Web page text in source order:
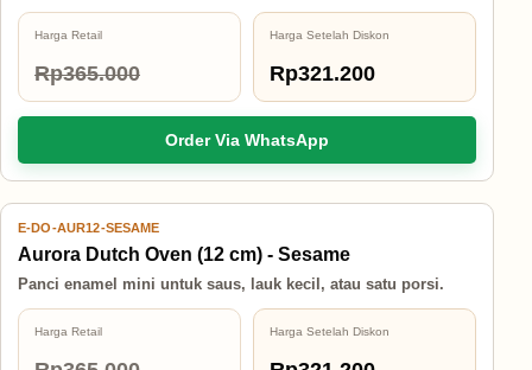
Harga Retail
Rp365.000
Harga Setelah Diskon
Rp321.200
Order Via WhatsApp
12% OFF
E-DO-AUR12-SESAME
Aurora Dutch Oven (12 cm) - Sesame
Panci enamel mini untuk saus, lauk kecil, atau satu porsi.
Harga Retail Harga Setelah Diskon